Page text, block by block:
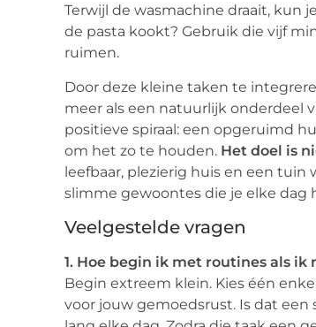
Terwijl de wasmachine draait, kun
de pasta kookt? Gebruik die vijf
ruimen.
Door deze kleine taken te
meer als een natuurlijk onderdeel
positieve spiraal: een opgeruimd
om het zo te houden. Het doel is
leefbaar, plezierig huis en een
slimme gewoontes die je elke dag
Veelgestelde vragen
1. Hoe begin ik met routines als
Begin extreem klein. Kies één
voor jouw gemoedsrust. Is dat